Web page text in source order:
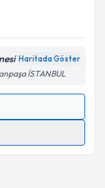
Haritada Göster
İSTANBUL